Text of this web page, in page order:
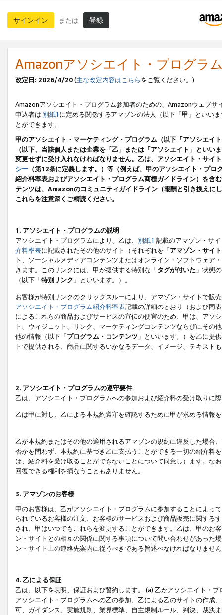
サインイン または 登録
Amazonアソシエイト・プログラ
改定日: 2026/4/20(主な改定内容はこちらをご覧ください。)
Amazonアソシエイト・プログラム参加者のための、Amazonウェブサ
申込者は 別紙1 に定める関係するアマゾンの法人（以下「甲 」といい
とができます。
甲のアソシエイト・マーケティング・プログラム（以下「アソシエイ
（以下、当該個人または企業を「乙」または「アソシエイト」とい
変更せずに受け入れなければなりません。乙は、アソシエイト・サイ
シー （第12条に定義します。）等（例えば、甲のアソシエイト・プ
紹介料率表およびアソシエイト・プログラム商標ガイドライン）を
テンツは、Amazonのコミュニティガイドライン（報酬と引き換えに
これらを注意深くご精読ください。
1. アソシエイト・プログラムの説明
アソシエイト・プログラムにより、乙は、 別紙1 記載のアマゾン・サ
介料率表に記載されたその他のサイト（それぞれを「アマゾン・サイト
ト、ソーシャルメディアコンテンツまたはオンライン・ソフトウェア
きます。このリンクには、甲が提供する特別な「タグが付いた 」状態
（以下「特別リンク 」といいます。）。
お客様が特別リンクのクリックスルーにより、アマゾン・サイトで販
アソシエイト・プログラム紹介料率表記載の詳細のとおり（および同
によるこれらの商品およびサービスの宣伝の便宜のため、甲は、アソ
ト、ウィジェット、リンク、マーケティングコンテンツならびにその
他の情報（以下「プログラム・コンテンツ 」といいます。）を乙に提
トで提供される、商品に関するいかなるデータ、イメージ、テキス
2. アソシエイト・プログラムの遵守要件
乙は、アソシエイト・プログラムへの参加および紹介料の受け取りに
乙は甲に対し、乙による本規約遵守を確認するために甲が求める情報
乙が本規約またはその他の適用されるアマゾンの規約に違反した場合
否かを問わず、本規約に基づき乙に支払うことができる一切の紹介料
は、紹介料を受け取ることができないことについて同意し）ます。な
回復できる権利を損なうこともありません。
3. アマゾンのお客様
甲のお客様は、乙がアソシエイト・プログラムに参加することによっ
られているお客様の注文、お客様のサービスおよび商品販売に関する
され、甲はいつでもこれらを変更することができます。乙は、甲のお
ン・サイトとの相互の関係に関する事項について問い合わせがあった
ン・サイト上の連絡先案内に従うべきである旨述べなければなりませ
4. 乙による保証
乙は、以下を表明、保証および誓約します。 (a) 乙がアソシエイト・
アソシエイト・プログラムへの乙の参加、乙による乙のサイトの作成
可、ガイダンス、実施規則、業界標準、自主規制ルール、判決、裁決